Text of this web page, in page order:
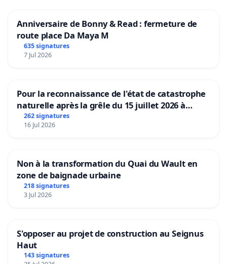
Anniversaire de Bonny & Read : fermeture de
route place Da Maya M
635 signatures
7 Jul 2026
Pour la reconnaissance de l'état de catastrophe
naturelle après la grêle du 15 juillet 2026 à
Aubenas et ses alentours
262 signatures
16 Jul 2026
Non à la transformation du Quai du Wault en
zone de baignade urbaine
218 signatures
3 Jul 2026
S'opposer au projet de construction au Seignus
Haut
143 signatures